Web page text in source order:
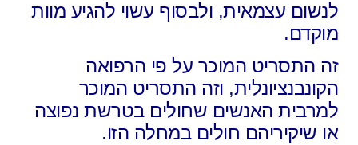
לנשום עצמאית, ולבסוף עשוי להגיע מוות
מוקדם.
זה התסריט המוכר על פי הרפואה
הקונבנציונלית, וזה התסריט המוכר
למרבית האנשים שחולים בטרשת נפוצה
או שיקיריהם חולים במחלה הזו.